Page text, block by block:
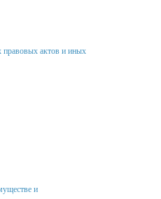
задачи и функции
Задачи. Функции
подразделения
актов и иных
и